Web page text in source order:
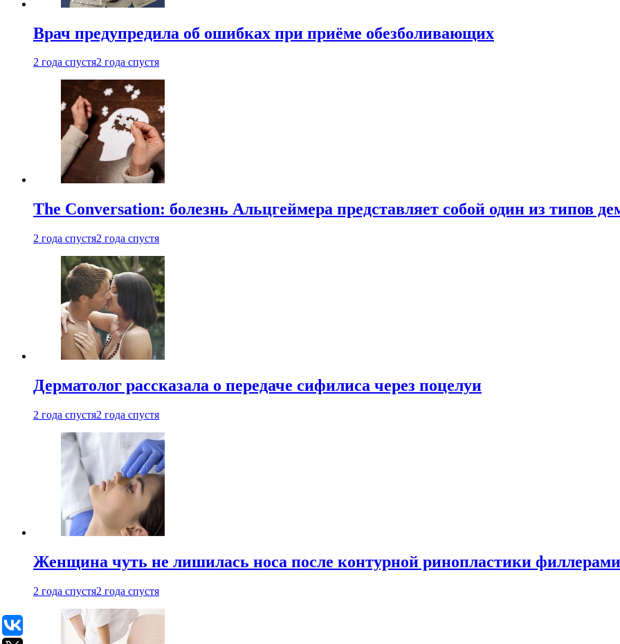
Врач предупредила об ошибках при приëме обезболивающих
2 года спустя2 года спустя
The Conversation: болезнь Альцгеймера представляет собой один из типов
2 года спустя2 года спустя
Дерматолог рассказала о передаче сифилиса через поцелуи
2 года спустя2 года спустя
Женщина чуть не лишилась носа после контурной ринопластики филлерами
2 года спустя2 года спустя